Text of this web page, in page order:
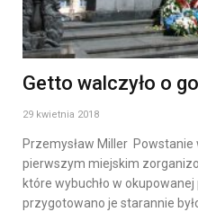
Getto walczyło o
29 kwietnia 2018
Przemysław Miller Powstanie
pierwszym miejskim
które wybuchło w
przygotowano je starannie